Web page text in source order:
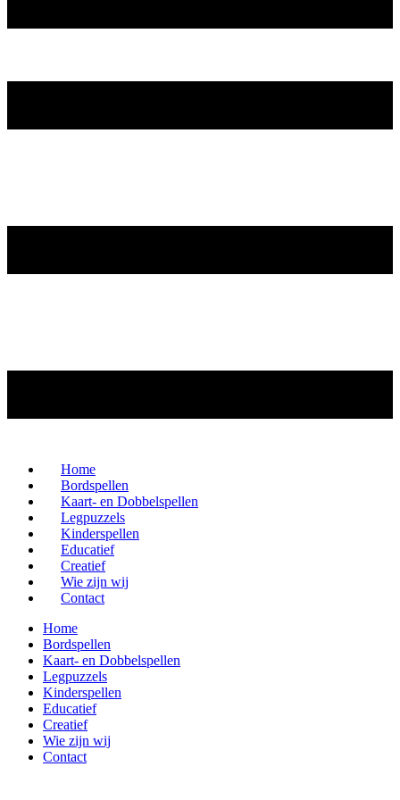
Home
Bordspellen
Kaart- en Dobbelspellen
Legpuzzels
Kinderspellen
Educatief
Creatief
Wie zijn wij
Contact
Home
Bordspellen
Kaart- en Dobbelspellen
Legpuzzels
Kinderspellen
Educatief
Creatief
Wie zijn wij
Contact